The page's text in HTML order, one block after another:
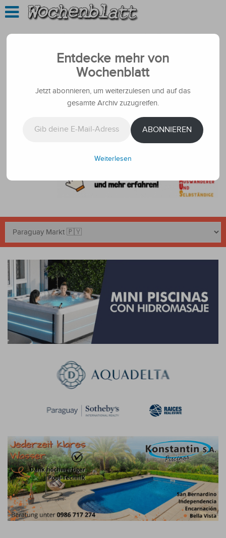
Entdecke mehr von
Wochenblatt
Jetzt abonnieren, um weiterzulesen und auf das
gesamte Archiv zuzugreifen.
ABONNIEREN
Weiterlesen